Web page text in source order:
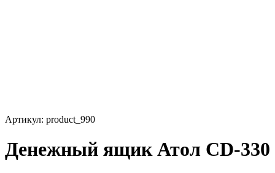
Артикул: product_990
Денежный ящик Атол CD-330